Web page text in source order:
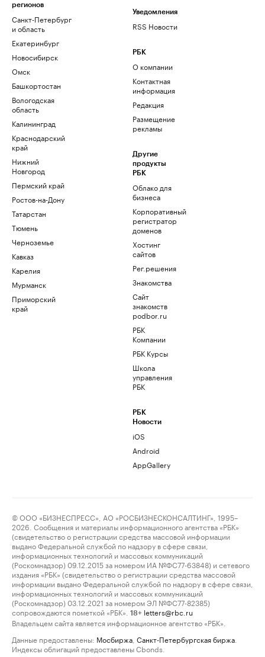
регионов
Санкт-Петербург
и область
Екатеринбург
Новосибирск
Омск
Башкортостан
Вологодская
область
Калининград
Краснодарский
край
Нижний
Новгород
Пермский край
Ростов-на-Дону
Татарстан
Тюмень
Черноземье
Кавказ
Карелия
Мурманск
Приморский
край
Уведомления
RSS Новости
РБК
О компании
Контактная
информация
Редакция
Размещение
рекламы
Другие
продукты
РБК
Облако для
бизнеса
Корпоративный
регистратор
доменов
Хостинг
сайтов
Рег.решения
Знакомства
Сайт
знакомств
podbor.ru
РБК
Компании
РБК Курсы
Школа
управления
РБК
РБК
Новости
iOS
Android
AppGallery
© ООО «БИЗНЕСПРЕСС», АО «РОСБИЗНЕСКОНСАЛТИНГ», 1995–
2026. Сообщения и материалы информационного агентства «РБК»
(свидетельство о регистрации средства массовой информации
выдано Федеральной службой по надзору в сфере связи,
информационных технологий и массовых коммуникаций
(Роскомнадзор) 09.12.2015 за номером ИА №ФС77-63848) и сетевого
издания «РБК» (свидетельство о регистрации средства массовой
информации выдано Федеральной службой по надзору в сфере связи,
информационных технологий и массовых коммуникаций
(Роскомнадзор) 03.12.2021 за номером ЭЛ №ФС77-82385)
сопровождаются пометкой «РБК».
18+ letters@rbc.ru
Владельцем сайта является информационное агентство «РБК».
Данные предоставлены: Мосбиржа Санкт-Петербургская биржа
Индексы облигаций предоставлены Cbonds.